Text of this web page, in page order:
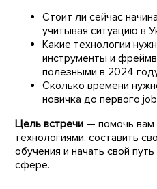
Стоит ли сейчас
учитывая ситуацию в
Какие технологии
инструменты и
полезными в 2024
Сколько времени
новичка до первого
Цель встречи — помочь вам
технологиями, составить
обучения и начать свой
сфере.